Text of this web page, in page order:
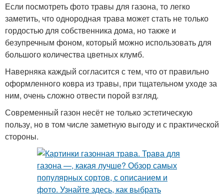
Если посмотреть фото травы для газона, то легко
заметить, что однородная трава может стать не только
гордостью для собственника дома, но также и
безупречным фоном, который можно использовать для
большого количества цветных клумб.
Наверняка каждый согласится с тем, что от правильно
оформленного ковра из травы, при тщательном уходе за
ним, очень сложно отвести порой взгляд.
Современный газон несёт не только эстетическую
пользу, но в том числе заметную выгоду и с практической
стороны.